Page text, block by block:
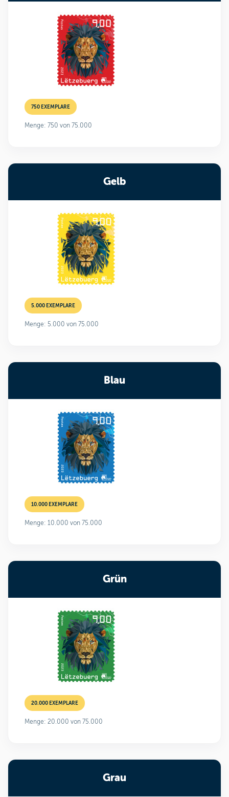
750 EXEMPLARE
Menge: 750 von 75.000
Gelb
5.000 EXEMPLARE
Menge: 5.000 von 75.000
Blau
10.000 EXEMPLARE
Menge: 10.000 von 75.000
Grün
20.000 EXEMPLARE
Menge: 20.000 von 75.000
Grau